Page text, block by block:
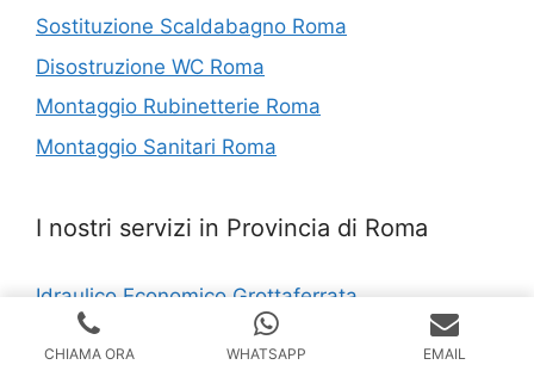
Sostituzione Scaldabagno Roma
Disostruzione WC Roma
Montaggio Rubinetterie Roma
Montaggio Sanitari Roma
I nostri servizi in Provincia di Roma
Idraulico Economico Grottaferrata
Sostituzione Scaldabagno Sacrofano
CHIAMA ORA WHATSAPP EMAIL